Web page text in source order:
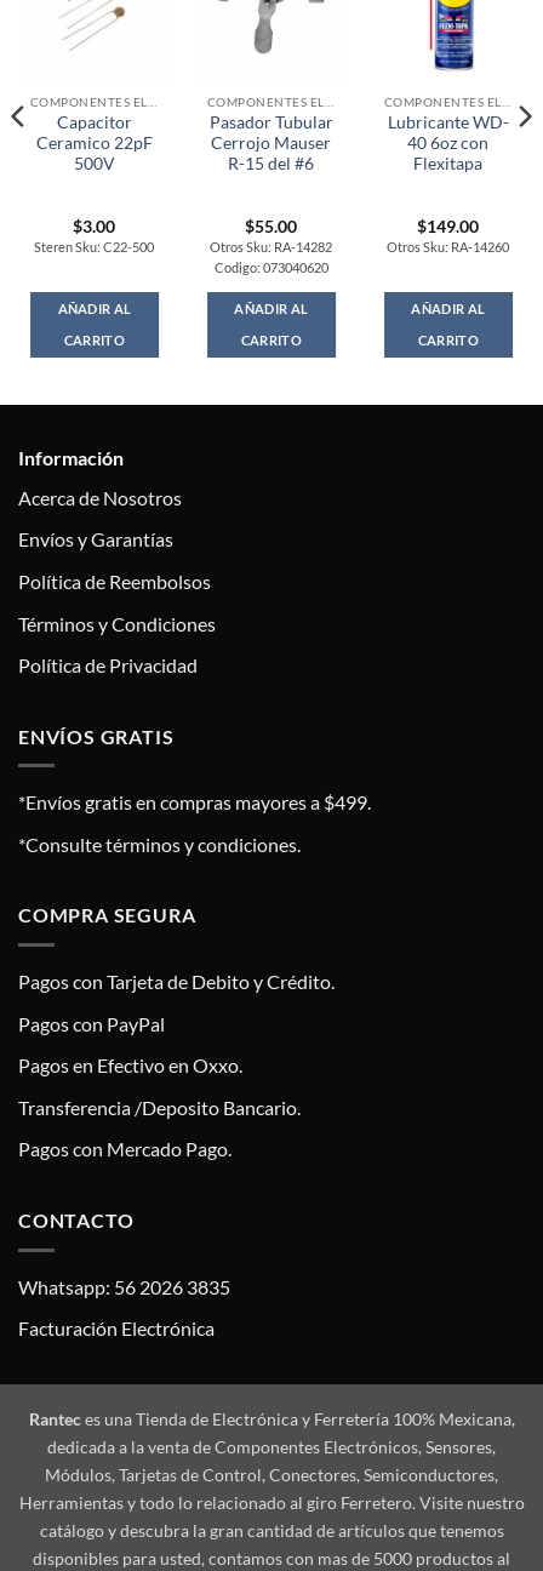
Capacitor
Ceramico 22pF
500V
$3.00
Steren Sku: C22-500
AÑADIR AL
CARRITO
Pasador Tubular
Cerrojo Mauser
R-15 del #6
$55.00
Otros Sku: RA-14282
Codigo: 073040620
AÑADIR AL
CARRITO
Lubricante WD-
40 6oz con
Flexitapa
$149.00
Otros Sku: RA-14260
AÑADIR AL
CARRITO
Información
Acerca de Nosotros
Envíos y Garantías
Política de Reembolsos
Términos y Condiciones
Política de Privacidad
ENVÍOS GRATIS
*Envíos gratis en compras mayores a $499.
*Consulte términos y condiciones.
COMPRA SEGURA
Pagos con Tarjeta de Debito y Crédito.
Pagos con PayPal
Pagos en Efectivo en Oxxo.
Transferencia /Deposito Bancario.
Pagos con Mercado Pago.
CONTACTO
Whatsapp: 56 2026 3835
Facturación Electrónica
Ranteces una Tienda de Electrónica y Ferretería 100% Mexicana,
dedicada a la venta de Componentes Electrónicos, Sensores,
Módulos, Tarjetas de Control, Conectores, Semiconductores,
Herramientas y todo lo relacionado al giro Ferretero. Visite nuestro
catálogo y descubra la gran cantidad de artículos que tenemos
disponibles para usted, contamos con mas de 5000 productos al